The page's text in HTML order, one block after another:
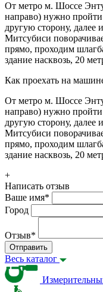
От метро м. Шоссе
направо) нужно
другую сторону, далее
Митсубиси
прямо, проходим
здание насквозь, 20
Как проехать на
От метро м. Шоссе
направо) нужно
другую сторону, далее
Митсубиси
прямо, проходим
здание насквозь, 20
+
Написать отзыв
Ваше имя*
Город
Отзыв*
Отправить
Весь каталог